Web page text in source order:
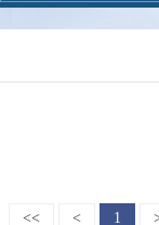
<< < 1